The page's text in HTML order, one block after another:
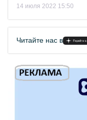
14 июля 2022 15:50
Читайте нас в